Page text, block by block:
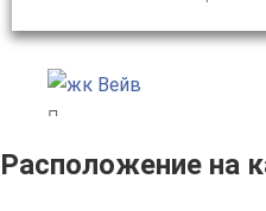
Расположение на